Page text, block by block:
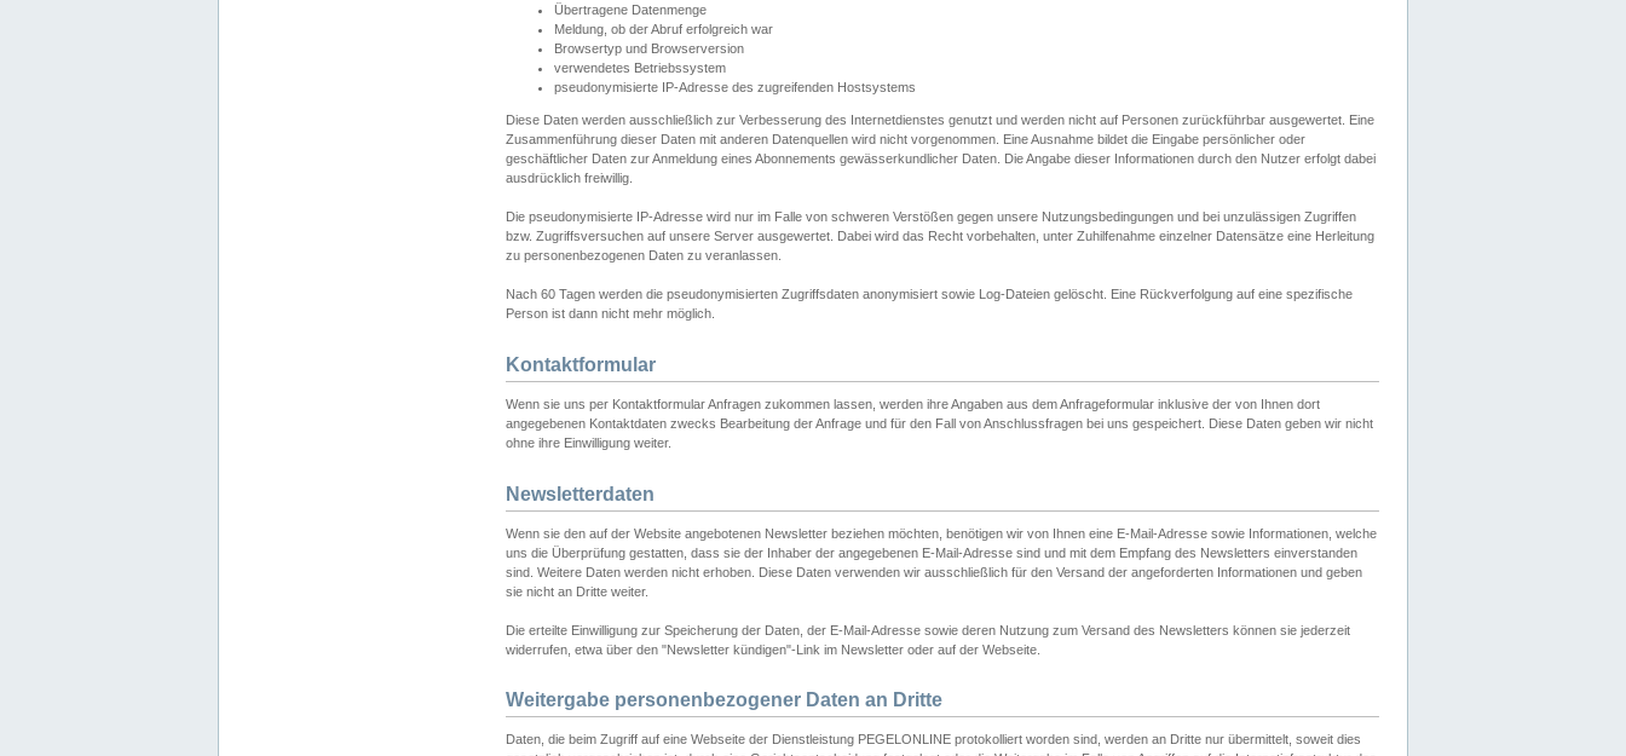
Übertragene Datenmenge
Meldung, ob der Abruf erfolgreich war
Browsertyp und Browserversion
verwendetes Betriebssystem
pseudonymisierte IP-Adresse des zugreifenden Hostsystems
Diese Daten werden ausschließlich zur Verbesserung des Internetdienstes genutzt und werden nicht auf Personen zurückführbar ausgewertet. Eine
Zusammenführung dieser Daten mit anderen Datenquellen wird nicht vorgenommen. Eine Ausnahme bildet die Eingabe persönlicher oder
geschäftlicher Daten zur Anmeldung eines Abonnements gewässerkundlicher Daten. Die Angabe dieser Informationen durch den Nutzer erfolgt dabei
ausdrücklich freiwillig.
Die pseudonymisierte IP-Adresse wird nur im Falle von schweren Verstößen gegen unsere Nutzungsbedingungen und bei unzulässigen Zugriffen
bzw. Zugriffsversuchen auf unsere Server ausgewertet. Dabei wird das Recht vorbehalten, unter Zuhilfenahme einzelner Datensätze eine Herleitung
zu personenbezogenen Daten zu veranlassen.
Nach 60 Tagen werden die pseudonymisierten Zugriffsdaten anonymisiert sowie Log-Dateien gelöscht. Eine Rückverfolgung auf eine spezifische
Person ist dann nicht mehr möglich.
Kontaktformular
Wenn sie uns per Kontaktformular Anfragen zukommen lassen, werden ihre Angaben aus dem Anfrageformular inklusive der von Ihnen dort
angegebenen Kontaktdaten zwecks Bearbeitung der Anfrage und für den Fall von Anschlussfragen bei uns gespeichert. Diese Daten geben wir nicht
ohne ihre Einwilligung weiter.
Newsletterdaten
Wenn sie den auf der Website angebotenen Newsletter beziehen möchten, benötigen wir von Ihnen eine E-Mail-Adresse sowie Informationen, welche
uns die Überprüfung gestatten, dass sie der Inhaber der angegebenen E-Mail-Adresse sind und mit dem Empfang des Newsletters einverstanden
sind. Weitere Daten werden nicht erhoben. Diese Daten verwenden wir ausschließlich für den Versand der angeforderten Informationen und geben
sie nicht an Dritte weiter.
Die erteilte Einwilligung zur Speicherung der Daten, der E-Mail-Adresse sowie deren Nutzung zum Versand des Newsletters können sie jederzeit
widerrufen, etwa über den "Newsletter kündigen"-Link im Newsletter oder auf der Webseite.
Weitergabe personenbezogener Daten an Dritte
Daten, die beim Zugriff auf eine Webseite der Dienstleistung PEGELONLINE protokolliert worden sind, werden an Dritte nur übermittelt, soweit dies